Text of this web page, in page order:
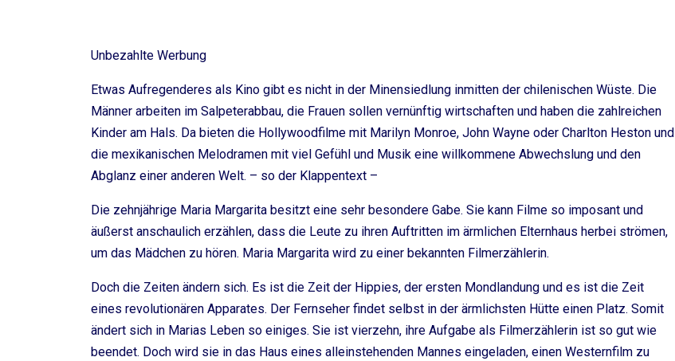
Unbezahlte Werbung
Etwas Aufregenderes als Kino gibt es nicht in der Minensiedlung inmitten der chilenischen Wüste. Die
Männer arbeiten im Salpeterabbau, die Frauen sollen vernünftig wirtschaften und haben die zahlreichen
Kinder am Hals. Da bieten die Hollywoodfilme mit Marilyn Monroe, John Wayne oder Charlton Heston und
die mexikanischen Melodramen mit viel Gefühl und Musik eine willkommene Abwechslung und den
Abglanz einer anderen Welt. – so der Klappentext –
Die zehnjährige Maria Margarita besitzt eine sehr besondere Gabe. Sie kann Filme so imposant und
äußerst anschaulich erzählen, dass die Leute zu ihren Auftritten im ärmlichen Elternhaus herbei strömen,
um das Mädchen zu hören. Maria Margarita wird zu einer bekannten Filmerzählerin.
Doch die Zeiten ändern sich. Es ist die Zeit der Hippies, der ersten Mondlandung und es ist die Zeit
eines revolutionären Apparates. Der Fernseher findet selbst in der ärmlichsten Hütte einen Platz. Somit
ändert sich in Marias Leben so einiges. Sie ist vierzehn, ihre Aufgabe als Filmerzählerin ist so gut wie
beendet. Doch wird sie in das Haus eines alleinstehenden Mannes eingeladen, einen Westernfilm zu